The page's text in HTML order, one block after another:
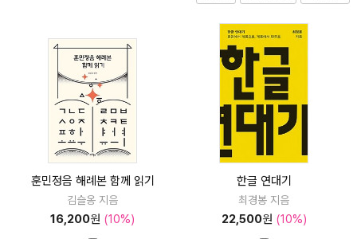
훈민정음 해례본 함께 읽기
김슬옹 지음
16,200원 (10%)
한글 연대기
최경봉 지음
22,500원 (10%)